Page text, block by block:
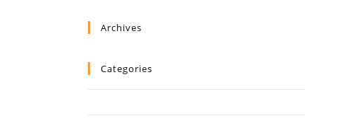
Archives
Categories